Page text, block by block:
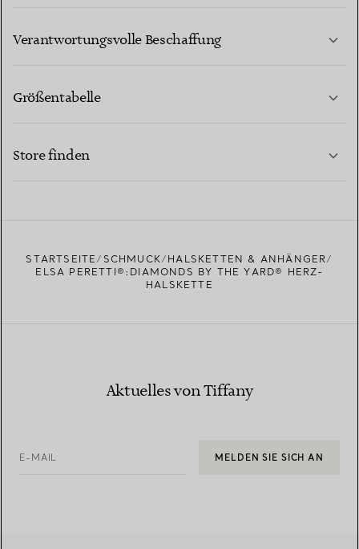
Verantwortungsvolle Beschaffung
Größentabelle
Store finden
STARTSEITE SCHMUCK
HALSKETTEN & ANHÄNGER
ELSA PERETTI®:DIAMONDS BY THE YARD® HERZ-
HALSKETTE
Aktuelles von Tiffany
E-MAIL MELDEN SIE SICH AN